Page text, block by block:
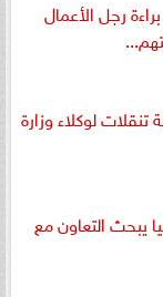
رجل الأعمال
لوكلاء وزارة
يبحث التعاون مع